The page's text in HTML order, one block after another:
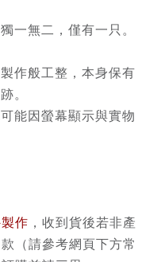
一無二，僅有一只。
作般工整，本身保有
。
能因螢幕顯示與實物
作 ，收到貨後若非產
（請參考網頁下方常